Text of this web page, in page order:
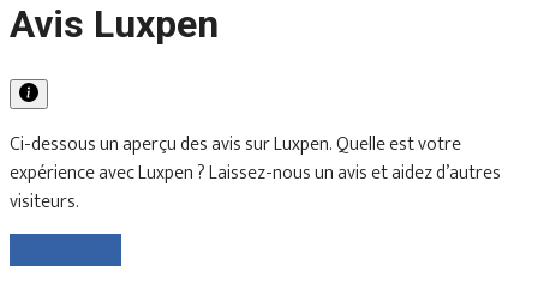
Avis Luxpen
Ci-dessous un aperçu des avis sur Luxpen. Quelle est votre
expérience avec Luxpen ? Laissez-nous un avis et aidez d’autres
visiteurs.